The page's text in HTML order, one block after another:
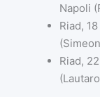
Napoli
Riad,
Riad,